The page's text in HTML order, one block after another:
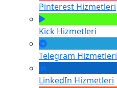
Pinterest Hizmetleri
Kick Hizmetleri
Telegram Hizmetleri
LinkedIn Hizmetleri